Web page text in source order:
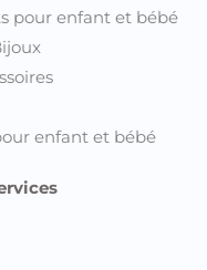
pour enfant et bébé
enfant et bébé